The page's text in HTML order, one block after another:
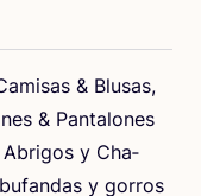
& Blu­sas,
& Pan­ta­lo­nes
Abri­gos y Cha­
y gorros